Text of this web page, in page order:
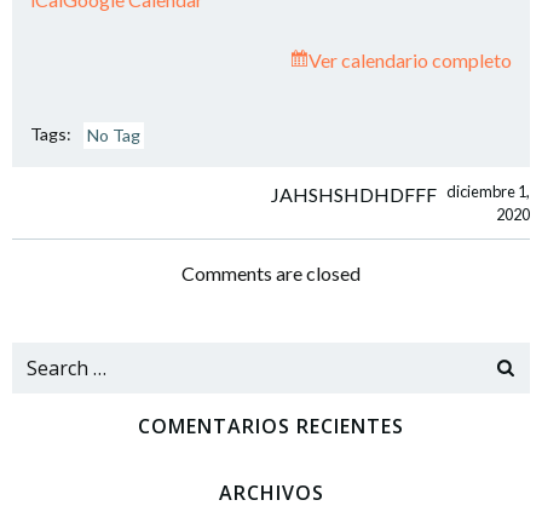
Ver calendario completo
Tags: No Tag
Navegación
de
JAHSHSHDHDFFF diciembre 1,
2020
Comments are closed
Search
COMENTARIOS RECIENTES
ARCHIVOS